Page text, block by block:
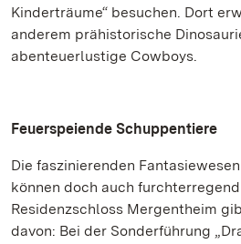
Kinderträume“ besuchen. Dort
anderem prähistorische
abenteuerlustige Cowboys.
Feuerspeiende Schuppentiere
Die faszinierenden
können doch auch
Residenzschloss Mergentheim
davon: Bei der Sonderführung